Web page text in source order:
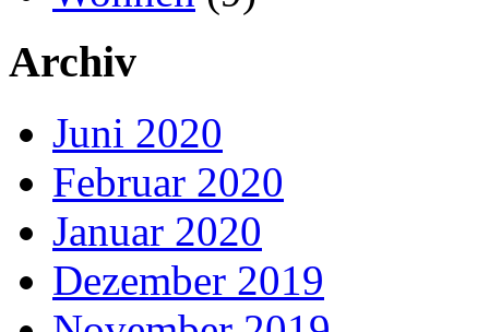
Archiv
Juni 2020
Februar 2020
Januar 2020
Dezember 2019